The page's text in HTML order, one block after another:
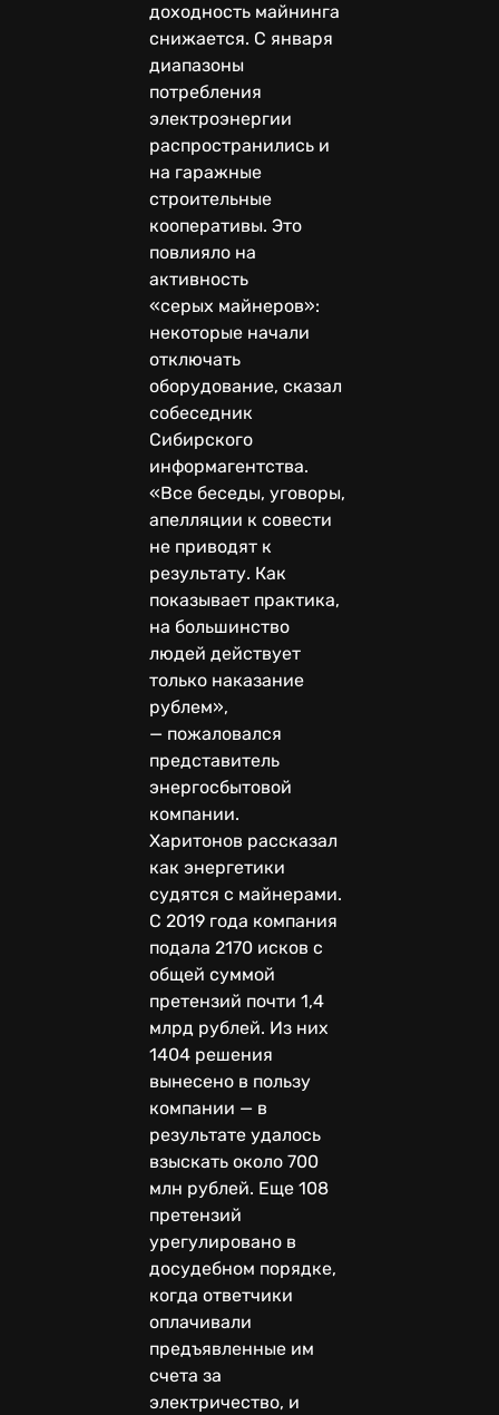
доходность майнинга
снижается. С января
диапазоны
потребления
электроэнергии
распространились и
на гаражные
строительные
кооперативы. Это
повлияло на
активность
«серых майнеров»:
некоторые начали
отключать
оборудование, сказал
собеседник
Сибирского
информагентства.
«Все беседы, уговоры,
апелляции к совести
не приводят к
результату. Как
показывает практика,
на большинство
людей действует
только наказание
рублем»,
— пожаловался
представитель
энергосбытовой
компании.
Харитонов рассказал
как энергетики
судятся с майнерами.
С 2019 года компания
подала 2170 исков с
общей суммой
претензий почти 1,4
млрд рублей. Из них
1404 решения
вынесено в пользу
компании — в
результате удалось
взыскать около 700
млн рублей. Еще 108
претензий
урегулировано в
досудебном порядке,
когда ответчики
оплачивали
предъявленные им
счета за
электричество, и